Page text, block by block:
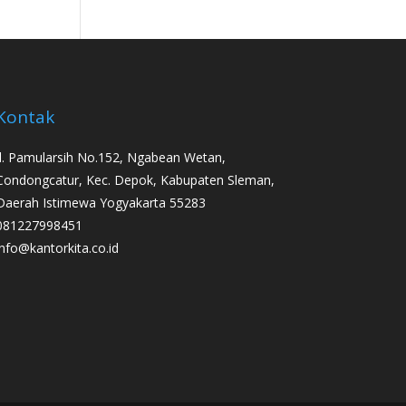
Pamularsih No.152, Ngabean Wetan,
Kec. Depok, Kabupaten Sleman,
Istimewa Yogyakarta 55283